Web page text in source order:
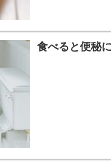
食べると便秘